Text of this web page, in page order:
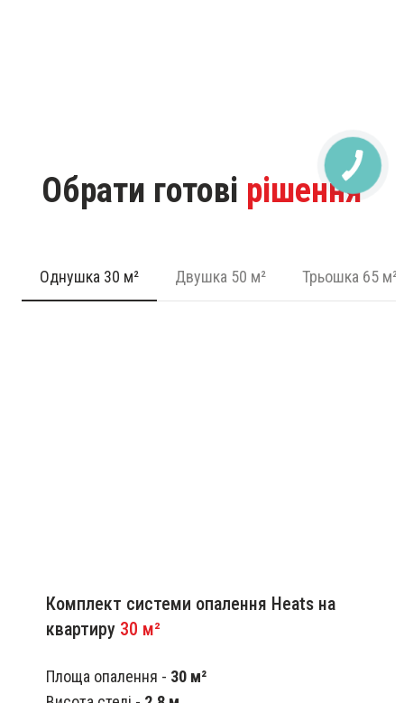
Обрати готові рішення
Однушка 30 м² Двушка 50 м² Трьошка 65 м²
Комплект системи опалення Heats на
квартиру 30 м²
Площа опалення - 30 м²